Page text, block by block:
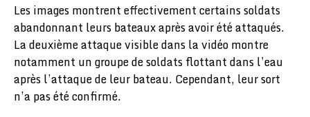
Les images montrent effectivement certains soldats
abandonnant leurs bateaux après avoir été attaqués.
La deuxième attaque visible dans la vidéo montre
notamment un groupe de soldats flottant dans l’eau
après l’attaque de leur bateau. Cependant, leur sort
n’a pas été confirmé.